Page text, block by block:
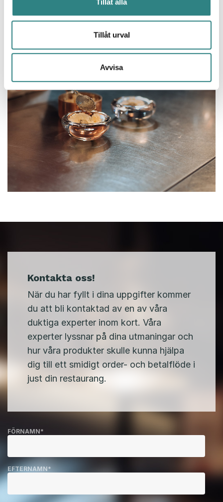
Tillåt alla
Tillåt urval
Avvisa
Kontakta oss!
När du har fyllt i dina uppgifter kommer
du att bli kontaktad av en av våra
duktiga experter inom kort. Våra
experter lyssnar på dina utmaningar och
hur våra produkter skulle kunna hjälpa
dig till ett smidigt order- och betalflöde i
just din restaurang.
FÖRNAMN*
EFTERNAMN*